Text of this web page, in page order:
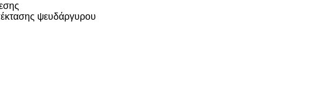
ψευδάργυρου